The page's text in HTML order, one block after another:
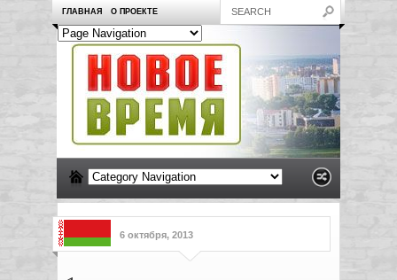
ГЛАВНАЯ О ПРОЕКТЕ
6 октября, 2013